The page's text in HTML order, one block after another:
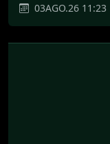
03AGO.26 11:23